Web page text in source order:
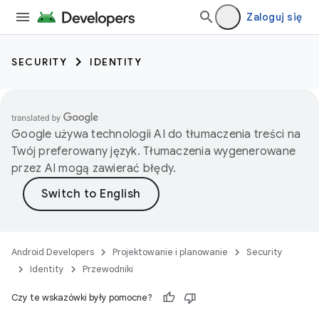
Zaloguj się
SECURITY IDENTITY
Google używa technologii AI do tłumaczenia treści na
Twój preferowany język. Tłumaczenia wygenerowane
przez AI mogą zawierać błędy.
Android Developers Projektowanie i planowanie
Security
Identity
Przewodniki
Czy te wskazówki były pomocne?